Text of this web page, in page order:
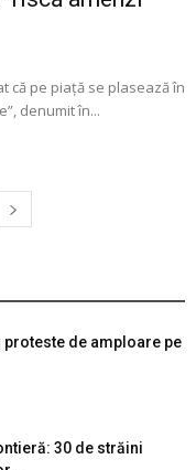
că pe piață se plasează în
denumit în...
de amploare pe
30 de străini